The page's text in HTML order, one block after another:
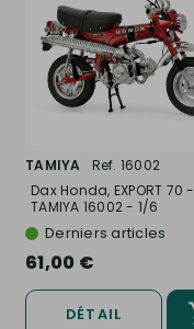
TAMIYA
Ref. 16002
Dax Honda, EXPORT 70 -
TAMIYA 16002 - 1/6
Derniers articles
61,00 €
DÉTAIL